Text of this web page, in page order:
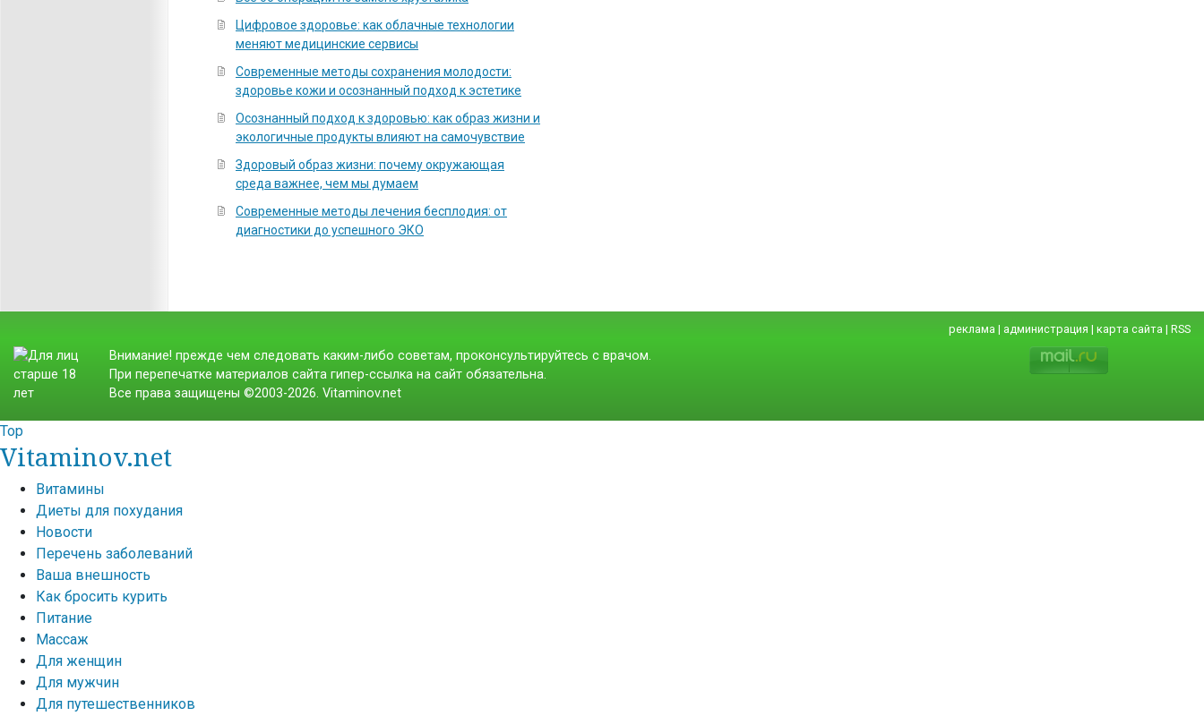
Цифровое здоровье: как облачные технологии
меняют медицинские сервисы
Современные методы сохранения молодости:
здоровье кожи и осознанный подход к эстетике
Осознанный подход к здоровью: как образ жизни и
экологичные продукты влияют на самочувствие
Здоровый образ жизни: почему окружающая
среда важнее, чем мы думаем
Современные методы лечения бесплодия: от
диагностики до успешного ЭКО
реклама | администрация | карта сайта | RSS
Внимание! прежде чем следовать каким-либо советам, проконсультируйтесь с врачом.
При перепечатке материалов сайта гипер-ссылка на сайт обязательна.
Все права защищены ©2003-2026. Vitaminov.net
Top
Vitaminov.net
Витамины
Диеты для похудания
Новости
Перечень заболеваний
Ваша внешность
Как бросить курить
Питание
Массаж
Для женщин
Для мужчин
Для путешественников